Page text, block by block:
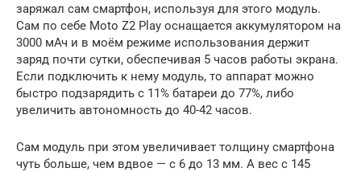
заряжал сам смартфон, используя для этого модуль.
Сам по себе Moto Z2 Play оснащается аккумулятором на
3000 мАч и в моём режиме использования держит
заряд почти сутки, обеспечивая 5 часов работы экрана.
Если подключить к нему модуль, то аппарат можно
быстро подзарядить с 11% батареи до 77%, либо
увеличить автономность до 40-42 часов.
Сам модуль при этом увеличивает толщину смартфона
чуть больше, чем вдвое — с 6 до 13 мм. А вес с 145